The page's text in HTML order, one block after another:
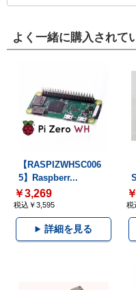
よく一緒に購入されて
【RASPIZWHSC006
5】Raspberr...
￥3,269
税込￥3,595
詳細を見る
税